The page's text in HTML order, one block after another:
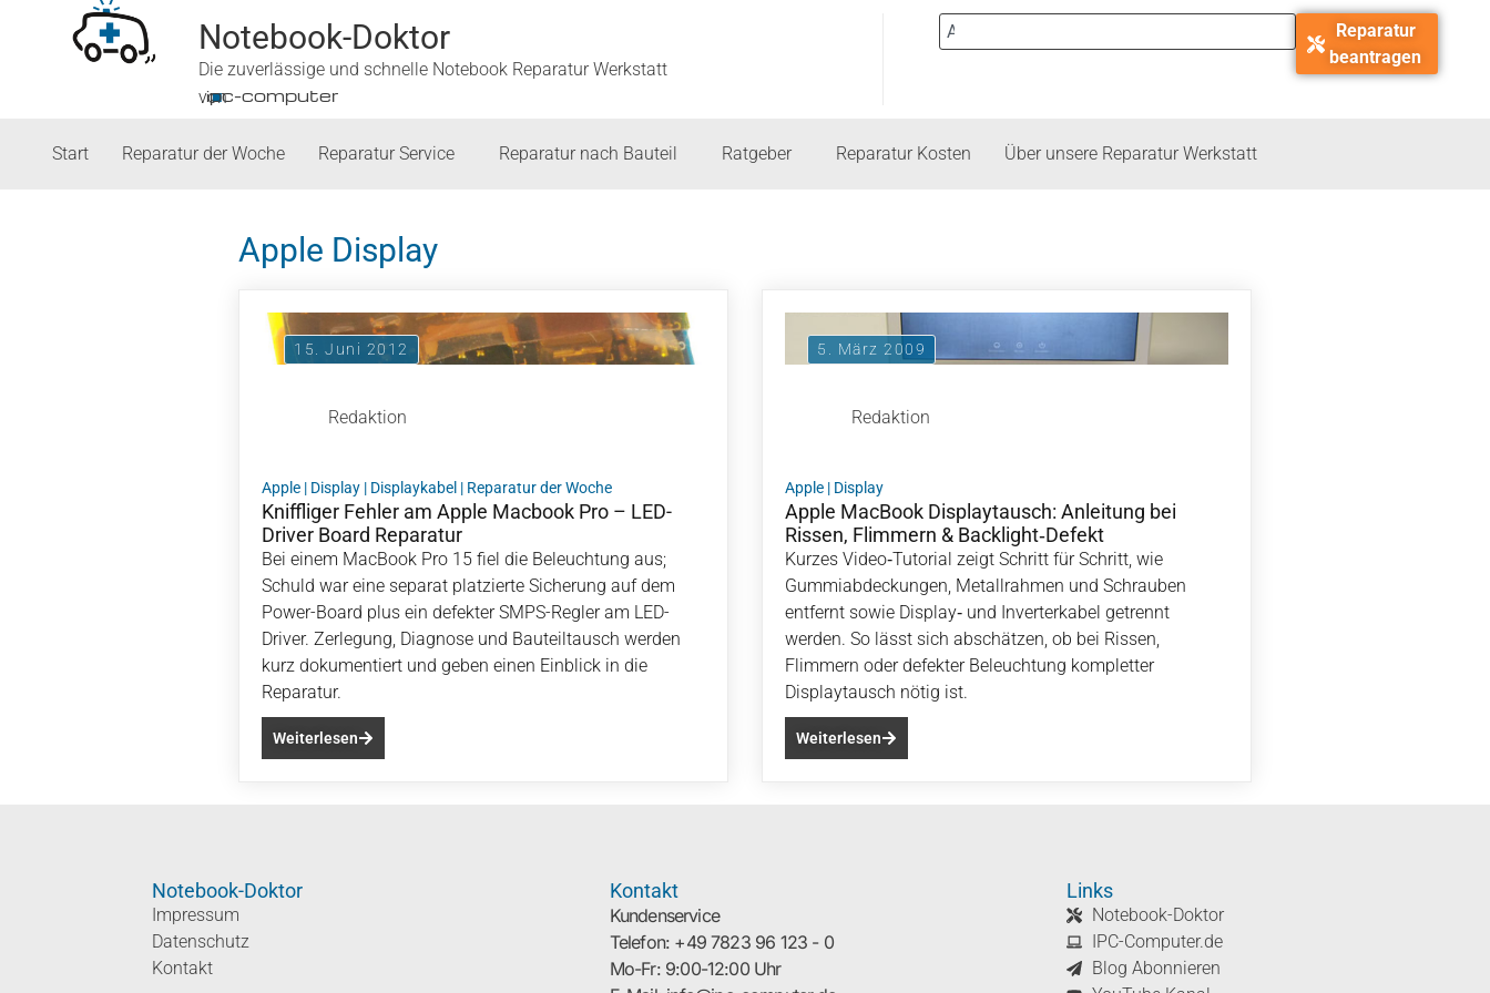
Notebook-Doktor
Die zuverlässige und schnelle Notebook Reparatur Werkstatt
von
■
ipc-computer
Reparatur
beantragen
Start Reparatur der Woche Reparatur Service Reparatur nach Bauteil Ratgeber Reparatur Kosten Über unsere Reparatur Werkstatt
Apple Display
15. Juni 2012
Redaktion
Apple | Display | Displaykabel | Reparatur der Woche
Kniffliger Fehler am Apple Macbook Pro – LED-
Driver Board Reparatur
Bei einem MacBook Pro 15 fiel die Beleuchtung aus;
Schuld war eine separat platzierte Sicherung auf dem
Power-Board plus ein defekter SMPS-Regler am LED-
Driver. Zerlegung, Diagnose und Bauteiltausch werden
kurz dokumentiert und geben einen Einblick in die
Reparatur.
Weiterlesen
5. März 2009
Redaktion
Apple | Display
Apple MacBook Displaytausch: Anleitung bei
Rissen, Flimmern & Backlight‑Defekt
Kurzes Video‑Tutorial zeigt Schritt für Schritt, wie
Gummiabdeckungen, Metallrahmen und Schrauben
entfernt sowie Display‑ und Inverterkabel getrennt
werden. So lässt sich abschätzen, ob bei Rissen,
Flimmern oder defekter Beleuchtung kompletter
Displaytausch nötig ist.
Weiterlesen
Notebook-Doktor
Impressum
Datenschutz
Kontakt
Kontakt
Kundenservice
Telefon: +49 7823 96 123 - 0
Mo-Fr: 9:00-12:00 Uhr
Links
Notebook-Doktor
IPC-Computer.de
Blog Abonnieren